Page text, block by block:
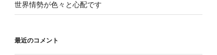
世界情勢が色々と心配です
最近のコメント